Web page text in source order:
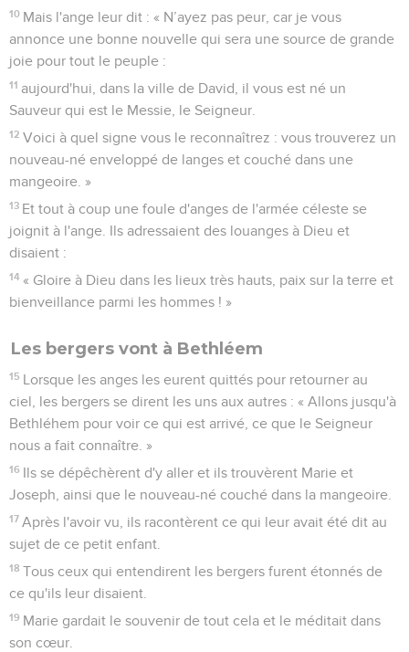
10 Mais l'ange leur dit : « N’ayez pas peur, car je vous
annonce une bonne nouvelle qui sera une source de grande
joie pour tout le peuple :
11 aujourd'hui, dans la ville de David, il vous est né un
Sauveur qui est le Messie, le Seigneur.
12 Voici à quel signe vous le reconnaîtrez : vous trouverez un
nouveau-né enveloppé de langes et couché dans une
mangeoire. »
13 Et tout à coup une foule d'anges de l'armée céleste se
joignit à l'ange. Ils adressaient des louanges à Dieu et
disaient :
14 « Gloire à Dieu dans les lieux très hauts, paix sur la terre et
bienveillance parmi les hommes ! »
Les bergers vont à Bethléem
15 Lorsque les anges les eurent quittés pour retourner au
ciel, les bergers se dirent les uns aux autres : « Allons jusqu'à
Bethléhem pour voir ce qui est arrivé, ce que le Seigneur
nous a fait connaître. »
16 Ils se dépêchèrent d'y aller et ils trouvèrent Marie et
Joseph, ainsi que le nouveau-né couché dans la mangeoire.
17 Après l'avoir vu, ils racontèrent ce qui leur avait été dit au
sujet de ce petit enfant.
18 Tous ceux qui entendirent les bergers furent étonnés de
ce qu'ils leur disaient.
19 Marie gardait le souvenir de tout cela et le méditait dans
son cœur.